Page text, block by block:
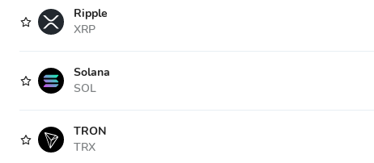
Ripple
XRP
Solana
SOL
TRON
TRX